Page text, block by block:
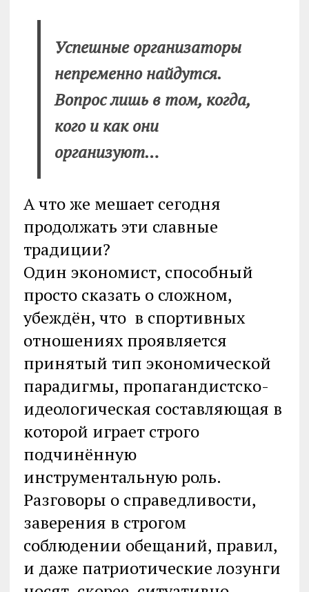
Успешные организаторы
непременно найдутся.
Вопрос лишь в том, когда,
кого и как они
организуют…
А что же мешает сегодня
продолжать эти славные
традиции?
Один экономист, способный
просто сказать о сложном,
убеждён, что в спортивных
отношениях проявляется
принятый тип экономической
парадигмы, пропагандистско-
идеологическая составляющая в
которой играет строго
подчинённую
инструментальную роль.
Разговоры о справедливости,
заверения в строгом
соблюдении обещаний, правил,
и даже патриотические лозунги